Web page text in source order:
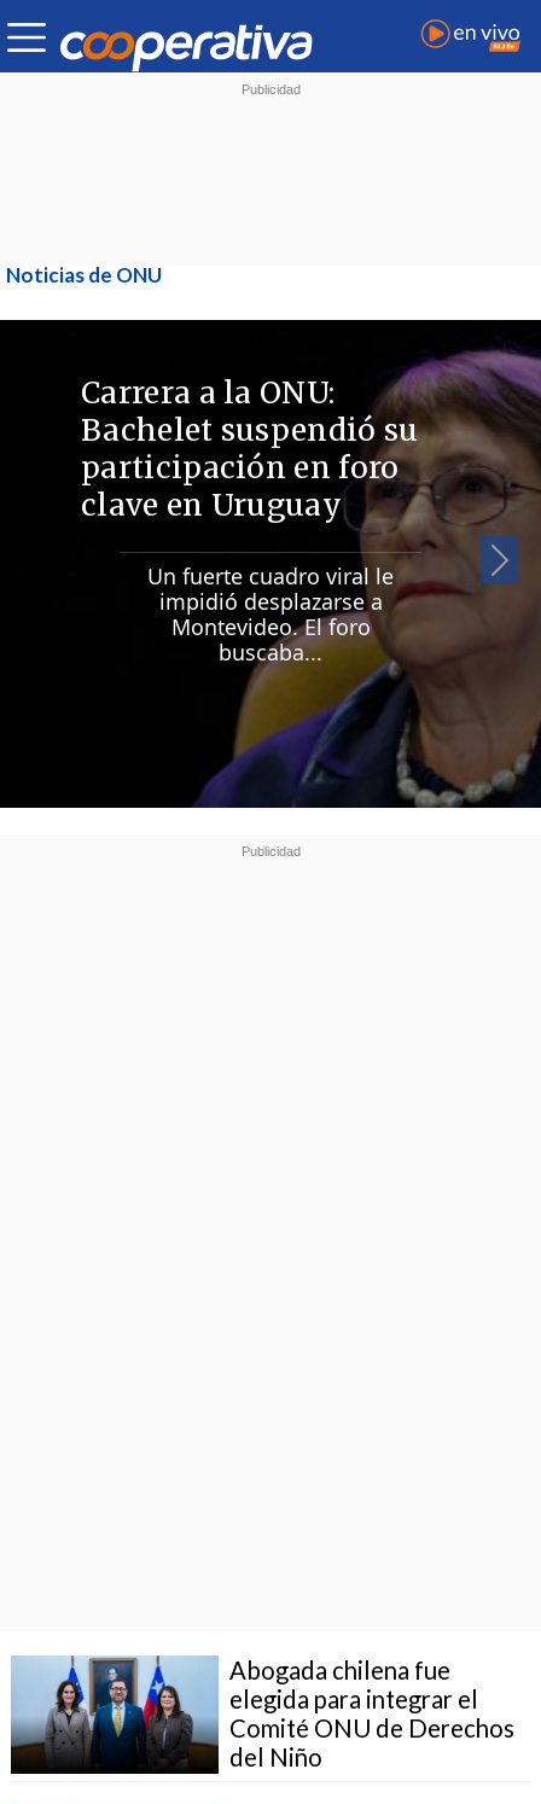
Noticias de ONU
Carrera a la ONU:
Bachelet suspendió su
participación en foro
clave en Uruguay
Un fuerte cuadro viral le
impidió desplazarse a
Montevideo. El foro
buscaba...
Abogada chilena fue
elegida para integrar el
Comité ONU de Derechos
del Niño